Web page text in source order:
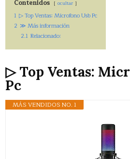
Contenidos ocultar
1 ▷ Top Ventas: Microfono Usb Pc
2 ≫ Más información
2.1 Relacionado:
▷ Top Ventas:
Pc
MÁS VENDIDOS NO. 1